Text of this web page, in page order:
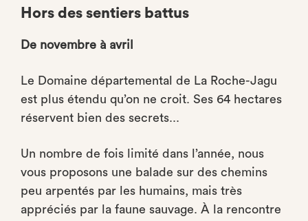
Hors des sentiers battus
De novembre à avril
Le Domaine départemental de La Roche-Jagu
est plus étendu qu’on ne croit. Ses 64 hectares
réservent bien des secrets...
Un nombre de fois limité dans l’année, nous
vous proposons une balade sur des chemins
peu arpentés par les humains, mais très
appréciés par la faune sauvage. À la rencontre